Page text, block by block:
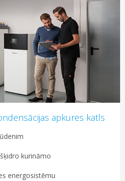
apkures katls
kurināmo
energosistēmu